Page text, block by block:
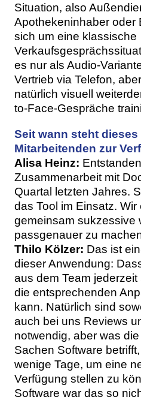
Situation, also
Apothekeninhaber oder
sich um eine klassische
es nur als Audio-
Vertrieb via Telefon,
natürlich visuell
to-Face-Gespräche
Seit wann steht dieses
Mitarbeitenden zur
Alisa Heinz:
Zusammenarbeit mit
Quartal letzten Jahres.
das Tool im Einsatz.
gemeinsam sukzessive
passgenauer zu
Thilo Kölzer: Das ist
dieser Anwendung:
aus dem Team
die entsprechenden
kann. Natürlich sind
auch bei uns Reviews
notwendig, aber was
Sachen Software
wenige Tage, um eine
Verfügung stellen zu
Software war das so